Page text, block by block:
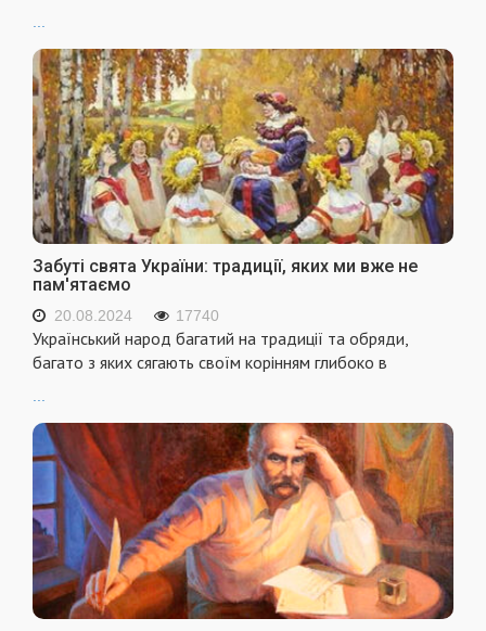
Забуті свята України: традиції, яких ми вже не
пам'ятаємо
20.08.2024 17740
Український народ багатий на традиції та обряди,
багато з яких сягають своїм корінням глибоко в
...